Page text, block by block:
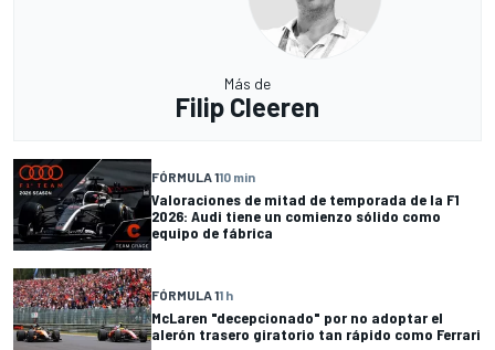
Más de
Filip Cleeren
FÓRMULA 110 min
Valoraciones de mitad de temporada de la F1
2026: Audi tiene un comienzo sólido como
equipo de fábrica
FÓRMULA 11 h
McLaren "decepcionado" por no adoptar el
alerón trasero giratorio tan rápido como Ferrari